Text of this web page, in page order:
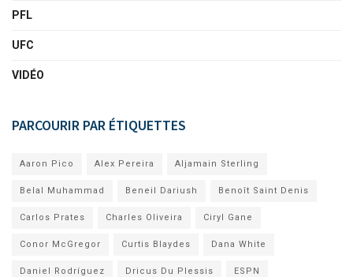
PFL
UFC
VIDÉO
PARCOURIR PAR ÉTIQUETTES
Aaron Pico Alex Pereira Aljamain Sterling
Belal Muhammad Beneil Dariush Benoît Saint Denis
Carlos Prates Charles Oliveira Ciryl Gane
Conor McGregor Curtis Blaydes Dana White
Daniel Rodríguez Dricus Du Plessis ESPN